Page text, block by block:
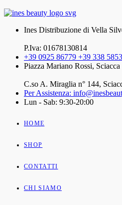
Ines Distribuzione di Vella
P.Iva: 01678130814
+39 0925 86779 +39 338
Piazza Mariano Rossi,
C.so A. Miraglia n° 144,
Per Assistenza:
Lun - Sab: 9:30-20:00
HOME
SHOP
CONTATTI
CHI SIAMO